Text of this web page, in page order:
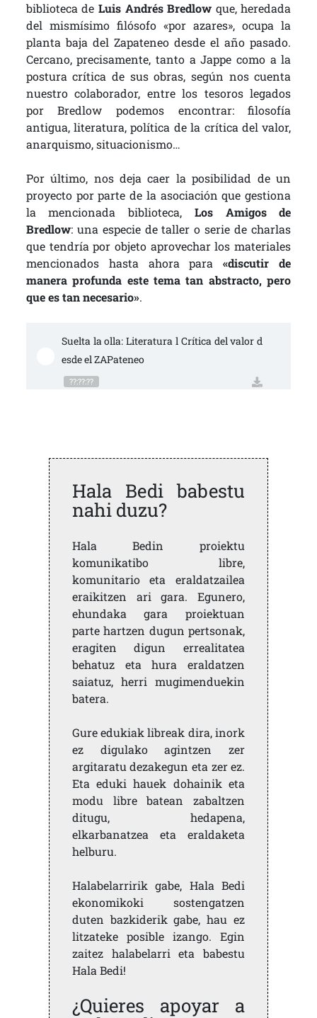
biblioteca de Luis Andrés Bredlow que, heredada
del mismísimo filósofo «por azares», ocupa la
planta baja del Zapateneo desde el año pasado.
Cercano, precisamente, tanto a Jappe como a la
postura crítica de sus obras, según nos cuenta
nuestro colaborador, entre los tesoros legados
por Bredlow podemos encontrar: filosofía
antigua, literatura, política de la crítica del valor,
anarquismo, situacionismo…
Por último, nos deja caer la posibilidad de un
proyecto por parte de la asociación que gestiona
la mencionada biblioteca, Los Amigos de
Bredlow: una especie de taller o serie de charlas
que tendría por objeto aprovechar los materiales
mencionados hasta ahora para«discutir de
manera profunda este tema tan abstracto, pero
que es tan necesario».
Suelta la olla: Literatura l Crítica del valor d
esde el ZAPateneo
??:??:??
Hala Bedi babestu
nahi duzu?
Hala Bedin proiektu
komunikatibo libre,
komunitario eta eraldatzailea
eraikitzen ari gara. Egunero,
ehundaka gara proiektuan
parte hartzen dugun pertsonak,
eragiten digun errealitatea
behatuz eta hura eraldatzen
saiatuz, herri mugimenduekin
batera.
Gure edukiak libreak dira, inork
ez digulako agintzen zer
argitaratu dezakegun eta zer ez.
Eta eduki hauek dohainik eta
modu libre batean zabaltzen
ditugu, hedapena,
elkarbanatzea eta eraldaketa
helburu.
Halabelarririk gabe, Hala Bedi
ekonomikoki sostengatzen
duten bazkiderik gabe, hau ez
litzateke posible izango. Egin
zaitez halabelarri eta babestu
Hala Bedi!
¿Quieres apoyar a